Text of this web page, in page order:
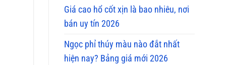
Giá cao hổ cốt xịn là bao nhiêu, nơi
bán uy tín 2026
Ngọc phỉ thúy màu nào đắt nhất
hiện nay? Bảng giá mới 2026